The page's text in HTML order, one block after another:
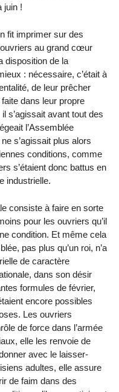
juin !
fit imprimer sur des
ouvriers au grand cœur
disposition de la
: nécessaire, c’était à
de leur prêcher
dans leur propre
s’agissait avant tout des
l’Assemblée
s’agissait plus alors
conditions, comme
s’étaient donc battus en
industrielle.
consiste à faire en sorte
pour les ouvriers qu’il
condition. Et même cela
pas plus qu’un roi, n’a
de caractère
dans son désir
formules de février,
encore possibles
Les ouvriers
de force dans l’armée
elle les renvoie de
avec le laisser-
adultes, elle assure
de faim dans des